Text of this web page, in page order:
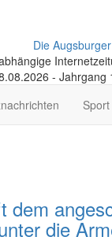
Die
- Jahrgang
Sport
dem
die